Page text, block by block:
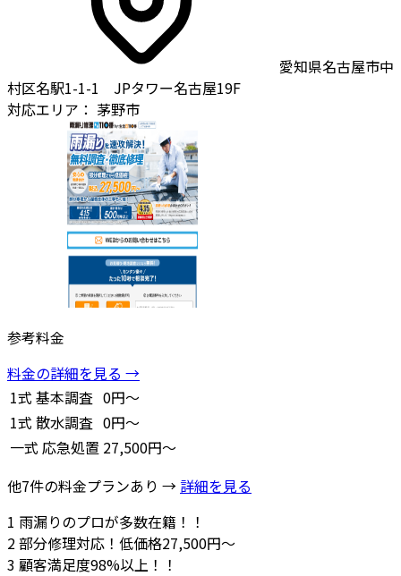
愛知県名古屋市中
村区名駅1-1-1 JPタワー名古屋19F
対応エリア： 茅野市
参考料金
料金の詳細を見る →
1式 基本調査 0円～
1式 散水調査 0円～
一式 応急処置 27,500円～
他7件の料金プランあり → 詳細を見る
1 雨漏りのプロが多数在籍！！
2部分修理対応！低価格27,500円～
3 顧客満足度98%以上！！